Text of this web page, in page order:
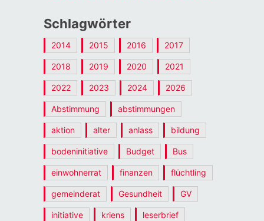
Schlagwörter
2014 2015 2016 2017
2018 2019 2020 2021
2022 2023 2024 2026
Abstimmung abstimmungen
aktion alter anlass bildung
bodeninitiative Budget Bus
einwohnerrat finanzen flüchtling
gemeinderat Gesundheit GV
initiative kriens leserbrief